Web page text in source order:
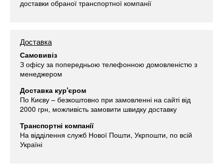
доставки обраної транспортної компанії
Доставка
Самовивіз
З офісу за попередньою телефонною домовленістю з
менеджером
Доставка кур'єром
По Києву – безкоштовно при замовленні на сайті від
2000 грн, можливість замовити швидку доставку
Транспортні компанії
На відділення служб Нової Пошти, Укрпошти, по всій
Україні